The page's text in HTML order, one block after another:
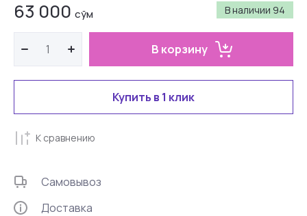
В наличии 94
63 000 сўм
В корзину
Купить в 1 клик
К сравнению
Самовывоз
Доставка